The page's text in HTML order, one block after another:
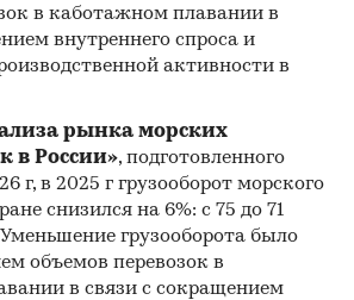
в каботажном плавании в
внутреннего спроса и
активности в
рынка морских
в России», подготовленного
г, в 2025 г грузооборот морского
снизился на 6%: с 75 до 71
грузооборота было
объемов перевозок в
в связи с сокращением